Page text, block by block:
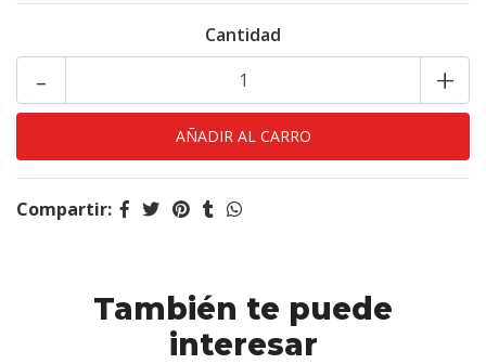
Cantidad
+
-
Compartir:
También te puede
interesar